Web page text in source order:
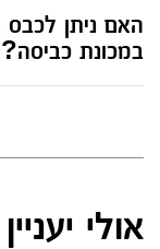
האם ניתן
במכונת כביסה?
אולי